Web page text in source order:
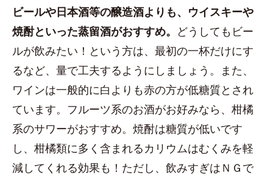
ビールや日本酒等の醸造酒よりも、ウイスキーや
焼酎といった蒸留酒がおすすめ。 どうしてもビー
ルが飲みたい！という方は、最初の一杯だけにす
るなど、量で工夫するようにしましょう。また、
ワインは一般的に白よりも赤の方が低糖質とされ
ています。フルーツ系のお酒がお好みなら、柑橘
系のサワーがおすすめ。焼酎は糖質が低いです
し、柑橘類に多く含まれるカリウムはむくみを軽
減してくれる効果も！ただし、飲みすぎはＮＧで